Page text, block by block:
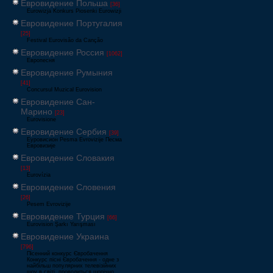
Евровидение Польша [36]
Eurowizja Konkurs Piosenki Eurowizji
Евровидение Португалия
[25]
Festival Eurovisão da Canção
Евровидение Россия [1062]
Европесня
Евровидение Румыния
[41]
Concursul Muzical Eurovision
Евровидение Сан-
Марино [23]
Eurovisione
Евровидение Сербия [39]
Еуровисион Pesma Evrovizije Песма
Евровизије
Евровидение Словакия
[13]
Eurovízia
Евровидение Словения
[26]
Pesem Evrovizije
Евровидение Турция [66]
Eurovision Şarkı Yarışması
Евровидение Украина
[796]
Пісенний конкурс Євробачення
Конкурс пісні Євробачення - одне з
найбільш популярних телевізійних
шоу в світі, проводиться щорічно,